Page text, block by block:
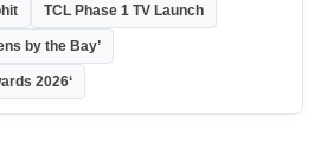
TCL Phase 1 TV Launch
by the Bay’
2026‘